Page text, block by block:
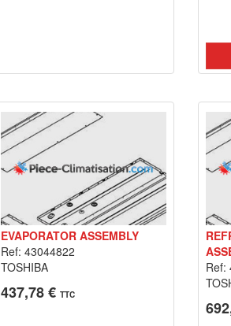
EVAPORATOR ASSEMBLY
Ref: 43044822
TOSHIBA
437,78 € TTC
Ref: